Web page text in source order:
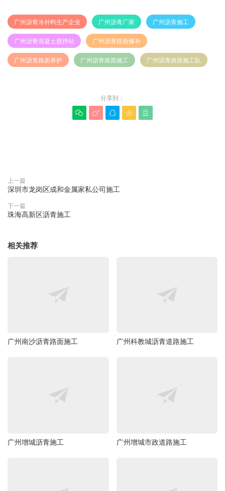
广州沥青冷补料生产企业 广州沥青厂家 广州沥青施工
广州沥青混凝土搅拌站 广州沥青路面修补
广州沥青路面养护 广州沥青路面施工 广州沥青路面施工队
分享到：
    
上一篇
深圳市龙岗区成和金属家私公司施工
下一篇
珠海高新区沥青施工
相关推荐
广州南沙沥青路面施工 广州科教城沥青道路施工
广州增城沥青施工 广州增城市政道路施工